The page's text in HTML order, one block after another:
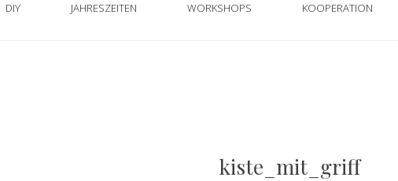
DIY JAHRESZEITEN WORKSHOPS KOOPERATION
kiste_mit_griff